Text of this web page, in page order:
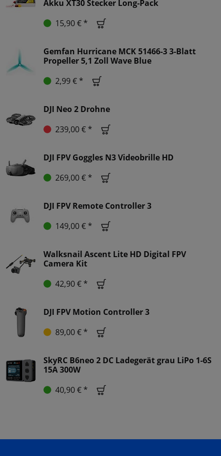
Akku XT30 Stecker Long-Pack
15,90 € *
Gemfan Hurricane MCK 51466-3 3-Blatt
Propeller 5,1 Zoll Wave Blue
2,99 € *
DJI Neo 2 Drohne
239,00 € *
DJI FPV Goggles N3 Videobrille HD
269,00 € *
DJI FPV Remote Controller 3
149,00 € *
Walksnail Ascent Lite HD Digital FPV
Camera Kit
42,90 € *
DJI FPV Motion Controller 3
89,00 € *
SkyRC B6neo 2 DC Ladegerät grau LiPo 1-6S
15A 300W
40,90 € *